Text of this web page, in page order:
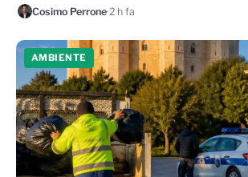
Cosimo Perrone·2 h fa
AMBIENTE